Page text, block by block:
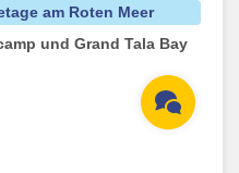
am Roten Meer
und Grand Tala Bay